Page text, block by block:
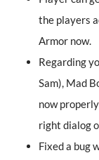
the players
Armor now.
Regarding
Sam), Mad
now
right dialog
Fixed a bug